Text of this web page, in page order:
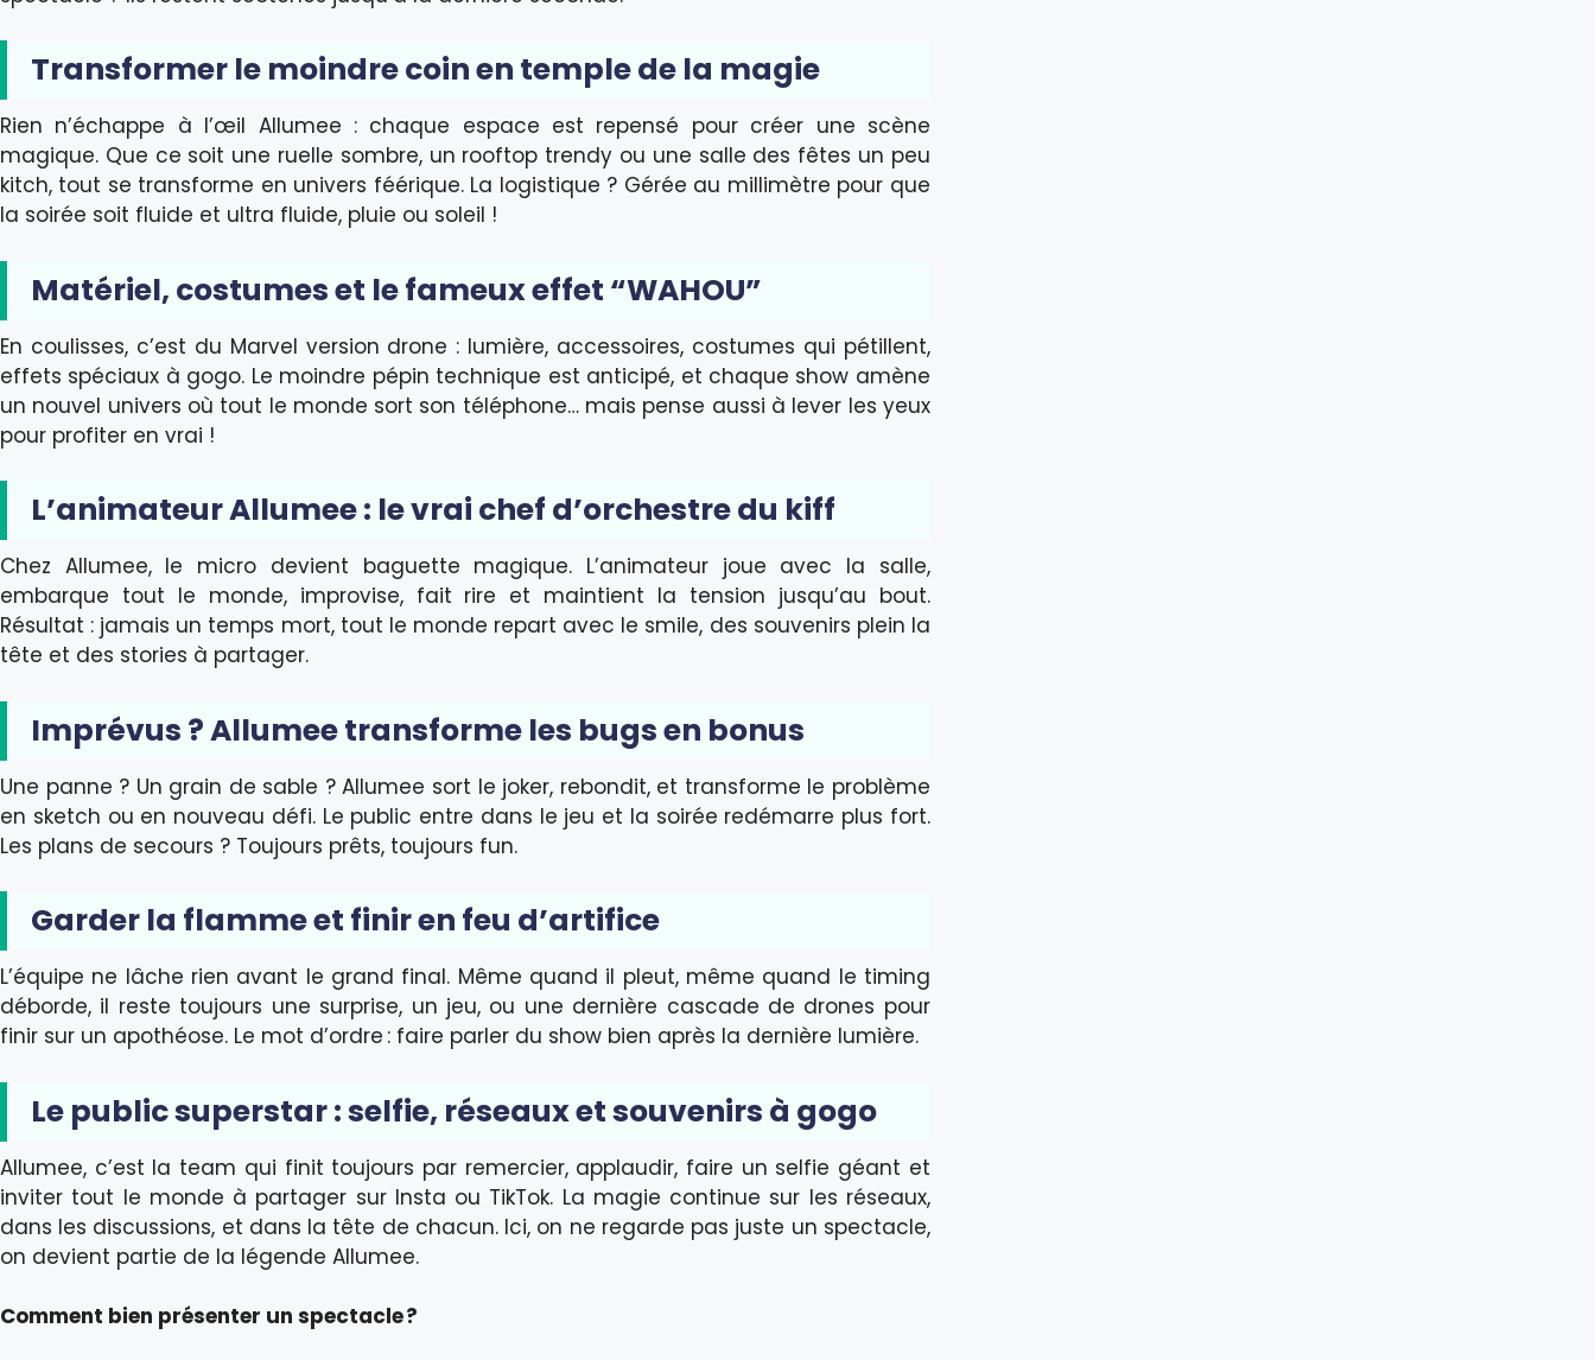
Transformer le moindre coin en temple de la magie
Rien n’échappe à l’œil Allumee : chaque espace est repensé pour créer une scène
magique. Que ce soit une ruelle sombre, un rooftop trendy ou une salle des fêtes un peu
kitch, tout se transforme en univers féérique. La logistique ? Gérée au millimètre pour que
la soirée soit fluide et ultra fluide, pluie ou soleil !
Matériel, costumes et le fameux effet “WAHOU”
En coulisses, c’est du Marvel version drone : lumière, accessoires, costumes qui pétillent,
effets spéciaux à gogo. Le moindre pépin technique est anticipé, et chaque show amène
un nouvel univers où tout le monde sort son téléphone… mais pense aussi à lever les yeux
pour profiter en vrai !
L’animateur Allumee : le vrai chef d’orchestre du kiff
Chez Allumee, le micro devient baguette magique. L’animateur joue avec la salle,
embarque tout le monde, improvise, fait rire et maintient la tension jusqu’au bout.
Résultat : jamais un temps mort, tout le monde repart avec le smile, des souvenirs plein la
tête et des stories à partager.
Imprévus ? Allumee transforme les bugs en bonus
Une panne ? Un grain de sable ? Allumee sort le joker, rebondit, et transforme le problème
en sketch ou en nouveau défi. Le public entre dans le jeu et la soirée redémarre plus fort.
Les plans de secours ? Toujours prêts, toujours fun.
Garder la flamme et finir en feu d’artifice
L’équipe ne lâche rien avant le grand final. Même quand il pleut, même quand le timing
déborde, il reste toujours une surprise, un jeu, ou une dernière cascade de drones pour
finir sur un apothéose. Le mot d’ordre : faire parler du show bien après la dernière lumière.
Le public superstar : selfie, réseaux et souvenirs à gogo
Allumee, c’est la team qui finit toujours par remercier, applaudir, faire un selfie géant et
inviter tout le monde à partager sur Insta ou TikTok. La magie continue sur les réseaux,
dans les discussions, et dans la tête de chacun. Ici, on ne regarde pas juste un spectacle,
on devient partie de la légende Allumee.
Comment bien présenter un spectacle ?